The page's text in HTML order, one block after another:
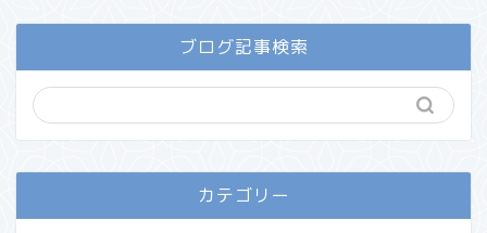
ブログ記事検索
カテゴリー